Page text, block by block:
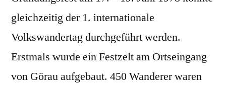
gleichzeitig der 1. internationale
Volkswandertag durchgeführt werden.
Erstmals wurde ein Festzelt am Ortseingang
von Görau aufgebaut. 450 Wanderer waren